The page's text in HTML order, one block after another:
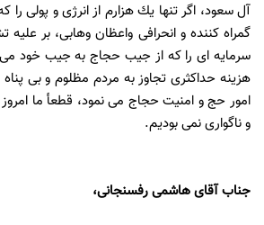
آل سعود، اگر تنها يك هزارم از انرژى و پولى
گمراه كننده و انحرافى واعظان وهابى، بر
سرمايه اى را كه از جيب حجاج به جيب خود
هزينه حداكثرى تجاوز به مردم مظلوم و بى
امور حج و امنيت حجاج مى نمود، قطعأ ما
و ناگوارى نمى بوديم.
جناب آقاى هاشمى رفسنجانى،